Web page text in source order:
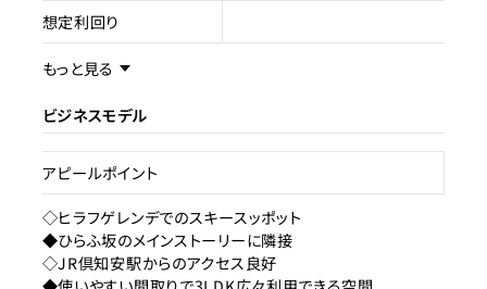
想定利回り
売却スキーム
権利
売却理由
ライセンス種類
現状 販売中
もっと見る
ビジネスモデル
アピールポイント
◇ヒラフゲレンデでのスキースッポット
◆ひらふ坂のメインストーリーに隣接
◇JR倶知安駅からのアクセス良好